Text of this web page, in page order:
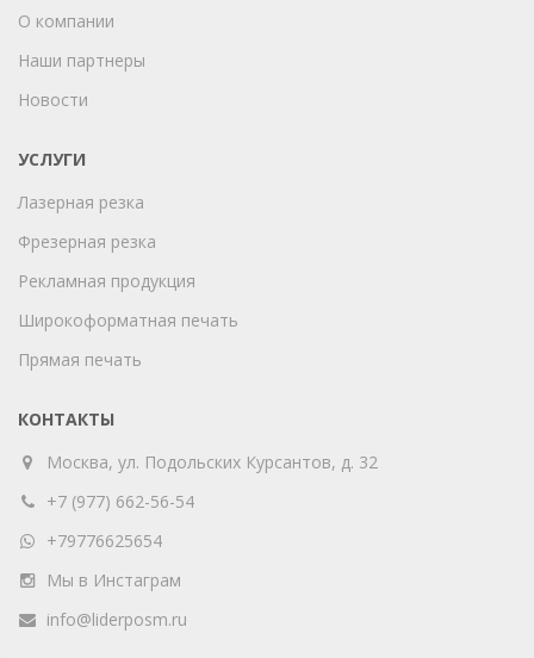
О компании
Наши партнеры
Новости
УСЛУГИ
Лазерная резка
Фрезерная резка
Рекламная продукция
Широкоформатная печать
Прямая печать
КОНТАКТЫ
Москва, ул. Подольских Курсантов, д. 32
+7 (977) 662-56-54
+79776625654
Мы в Инстаграм
info@liderposm.ru